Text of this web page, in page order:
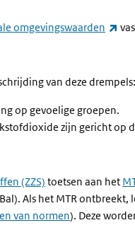
omgevingswaarden
van deze drempels:
op gevoelige groepen.
zijn gericht op
(ZZS) toetsen aan het
Als het MTR ontbreekt,
van normen). Deze